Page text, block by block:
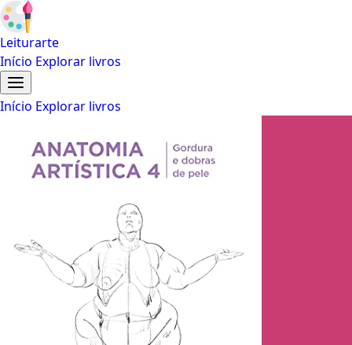
Leiturarte
Início Explorar livros
Início Explorar livros